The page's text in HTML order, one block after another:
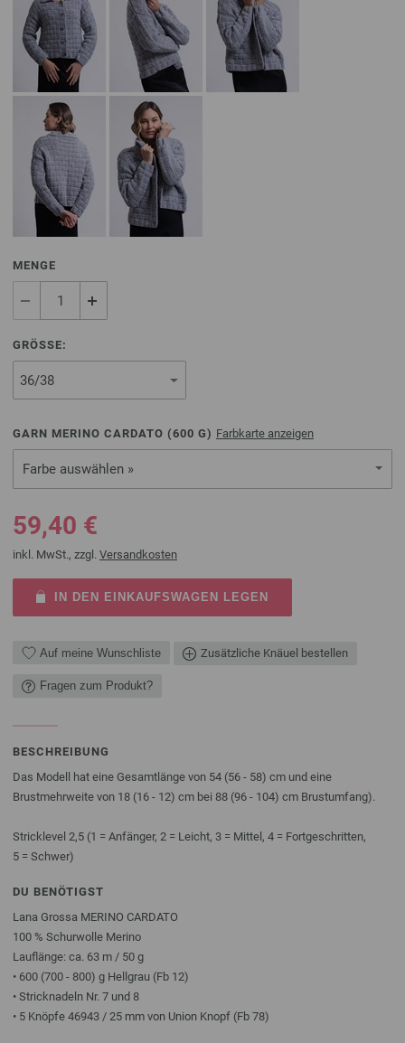
MENGE
GRÖSSE:
GARN MERINO CARDATO (600 G) Farbkarte anzeigen
Farbe auswählen »
59,40 €
inkl. MwSt., zzgl. Versandkosten
IN DEN EINKAUFSWAGEN LEGEN
Auf meine Wunschliste Zusätzliche Knäuel bestellen
Fragen zum Produkt?
BESCHREIBUNG
Das Modell hat eine Gesamtlänge von 54 (56 - 58) cm und eine
Brustmehrweite von 18 (16 - 12) cm bei 88 (96 - 104) cm Brustumfang).
Stricklevel 2,5 (1 = Anfänger, 2 = Leicht, 3 = Mittel, 4 = Fortgeschritten,
5 = Schwer)
DU BENÖTIGST
Lana Grossa MERINO CARDATO
100 % Schurwolle Merino
Lauflänge: ca. 63 m / 50 g
• 600 (700 - 800) g Hellgrau (Fb 12)
• Stricknadeln Nr. 7 und 8
• 5 Knöpfe 46943 / 25 mm von Union Knopf (Fb 78)